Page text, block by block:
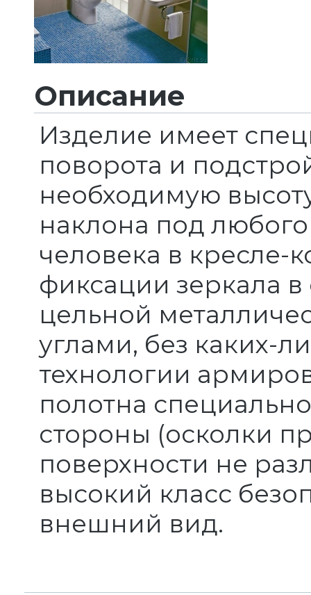
Описание
Изделие имеет
поворота и
необходимую
наклона под
человека в кресле-
фиксации зеркала
цельной
углами, без каких-
технологии
полотна
стороны (осколки
поверхности не
высокий класс
внешний вид.